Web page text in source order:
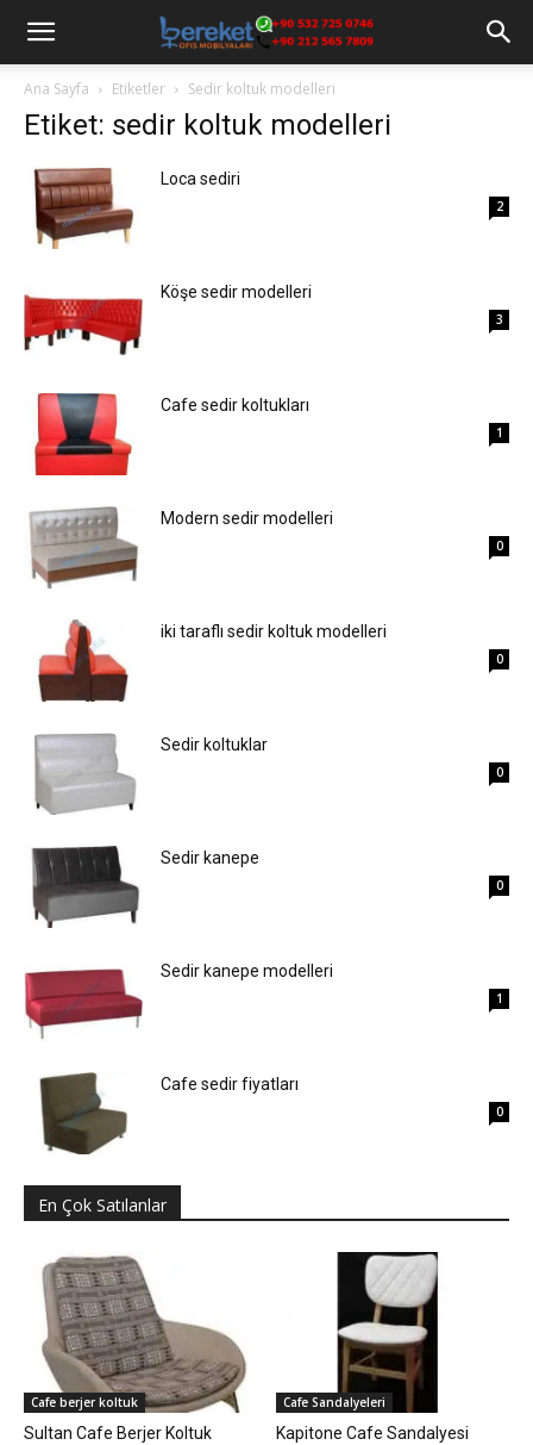
Ana Sayfa Etiketler Sedir koltuk modelleri
Etiket: sedir koltuk modelleri
Loca sediri
2
Köşe sedir modelleri
3
Cafe sedir koltukları
1
Modern sedir modelleri
0
iki taraflı sedir koltuk modelleri
0
Sedir koltuklar
0
Sedir kanepe
0
Sedir kanepe modelleri
1
Cafe sedir fiyatları
0
En Çok Satılanlar
Cafe berjer koltuk
Sultan Cafe Berjer Koltuk
Cafe Sandalyeleri
Kapitone Cafe Sandalyesi